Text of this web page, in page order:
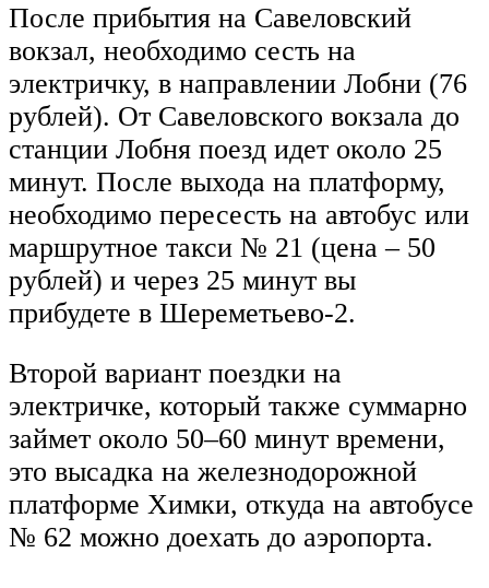
После прибытия на Савеловский
вокзал, необходимо сесть на
электричку, в направлении Лобни (76
рублей). От Савеловского вокзала до
станции Лобня поезд идет около 25
минут. После выхода на платформу,
необходимо пересесть на автобус или
маршрутное такси № 21 (цена – 50
рублей) и через 25 минут вы
прибудете в Шереметьево-2.
Второй вариант поездки на
электричке, который также суммарно
займет около 50–60 минут времени,
это высадка на железнодорожной
платформе Химки, откуда на автобусе
№ 62 можно доехать до аэропорта.